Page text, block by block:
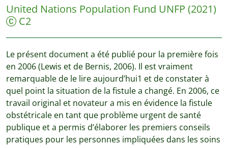
United Nations Population Fund UNFP (2021)
C2
Le présent document a été publié pour la première fois
en 2006 (Lewis et de Bernis, 2006). Il est vraiment
remarquable de le lire aujourd’hui1 et de constater à
quel point la situation de la fistule a changé. En 2006, ce
travail original et novateur a mis en évidence la fistule
obstétricale en tant que problème urgent de santé
publique et a permis d’élaborer les premiers conseils
pratiques pour les personnes impliquées dans les soins